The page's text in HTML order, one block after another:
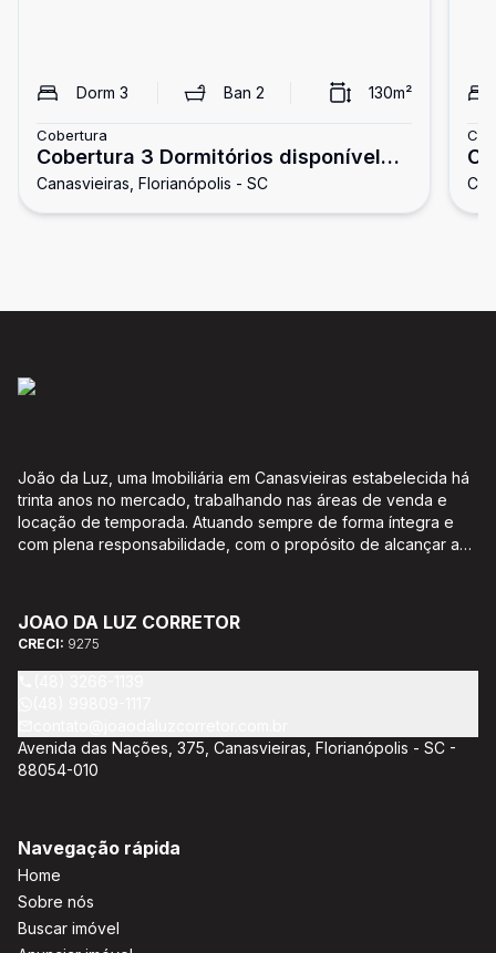
Dorm 3 Ban2 130m²
Cobertura
Cobertura 3 Dormitórios disponível
para locação !
Canasvieiras, Florianópolis - SC
João da Luz, uma Imobiliária em Canasvieiras estabelecida há
trinta anos no mercado, trabalhando nas áreas de venda e
locação de temporada. Atuando sempre de forma íntegra e
com plena responsabilidade, com o propósito de alcançar a
credenciado CEF; Análise da capacidade de compra e perfil
do cliente para aumentar o índice de assertividade na escolha
do imóvel; Trabalhamos com oportunidades de negócios.
JOAO DA LUZ CORRETOR
CRECI: 9275
Avenida das Nações, 375, Canasvieiras, Florianópolis - SC -
88054-010
Navegação rápida
Home
Sobre nós
Buscar imóvel